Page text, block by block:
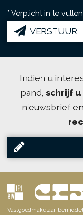
* Verplicht in te vullen
VERSTUUR
Indien u
pand, schrijf u
nieuwsbrief
Vastgoedmakelaar-